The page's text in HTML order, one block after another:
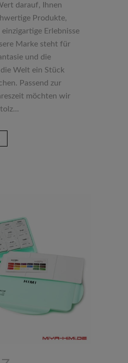
darauf, Ihnen
Produkte,
Erlebnisse
Marke steht für
und die
die Welt ein Stück
Passend zur
möchten wir